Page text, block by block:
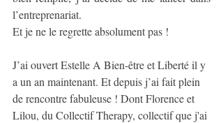
l’entreprenariat.
Et je ne le regrette absolument pas !
J’ai ouvert Estelle A Bien-être et Liberté il y
a un an maintenant. Et depuis j’ai fait plein
de rencontre fabuleuse ! Dont Florence et
Lilou, du Collectif Therapy, collectif que j'ai